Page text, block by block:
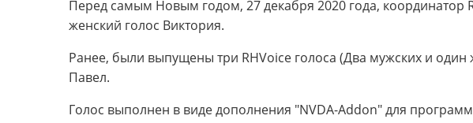
Перед самым Новым годом, 27 декабря 2020 года, координатор
женский голос Виктория.
Ранее, были выпущены три RHVoice голоса (Два мужских и
Павел.
Голос выполнен в виде дополнения "NVDA-Addon" для